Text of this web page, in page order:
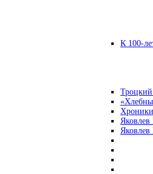
К 100-